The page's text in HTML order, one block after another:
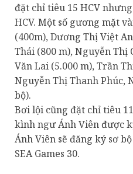
đặt chỉ tiêu 15 HCV
HCV. Một số gương mặt
(400m), Dương Thị Việt
Thái (800 m), Nguyễn Thị
Văn Lai (5.000 m), Trần
Nguyễn Thị Thanh Phúc,
bộ).
Bơi lội cũng đặt chỉ tiêu
kình ngư Ánh Viên được
Ánh Viên sẽ đăng ký sơ
SEA Games 30.